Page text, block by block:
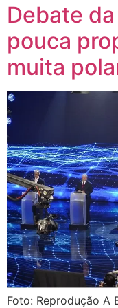
Debate
pouca
muita
Foto: Reprodução A